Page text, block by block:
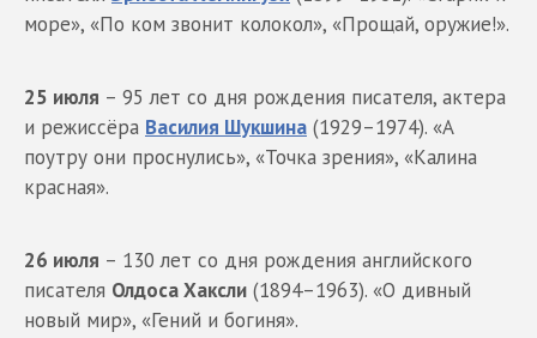
море», «По ком звонит колокол», «Прощай, оружие!».
25 июля – 95 лет со дня рождения писателя, актера
и режиссёра Василия Шукшина (1929–1974). «А
поутру они проснулись», «Точка зрения», «Калина
красная».
26 июля – 130 лет со дня рождения английского
писателя Олдоса Хаксли (1894–1963). «О дивный
новый мир», «Гений и богиня».